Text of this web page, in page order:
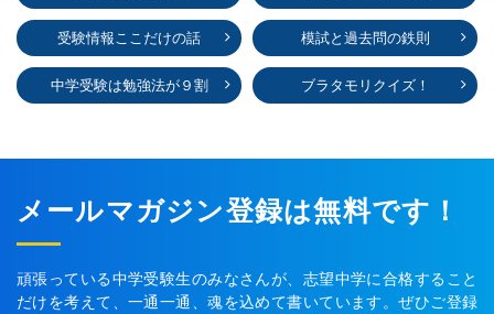
受験情報ここだけの話 模試と過去問の鉄則
中学受験は勉強法が９割 ブラタモリクイズ！
メールマガジン登録は無料です！
頑張っている中学受験生のみなさんが、志望中学に合格すること
だけを考えて、一通一通、魂を込めて書いています。ぜひご登録